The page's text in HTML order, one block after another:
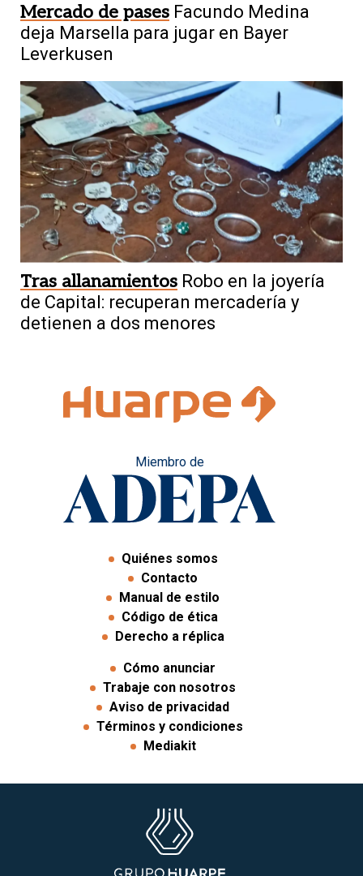
Mercado de pases Facundo Medina
deja Marsella para jugar en Bayer
Leverkusen
Tras allanamientos Robo en la joyería
de Capital: recuperan mercadería y
detienen a dos menores
Miembro de
Quiénes somos
Contacto
Manual de estilo
Código de ética
Derecho a réplica
Cómo anunciar
Trabaje con nosotros
Aviso de privacidad
Términos y condiciones
Mediakit